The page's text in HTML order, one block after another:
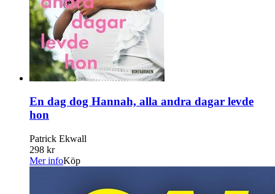
En dag dog Hannah, alla andra dagar levde
hon
Patrick Ekwall
298 kr
Mer infoKöp